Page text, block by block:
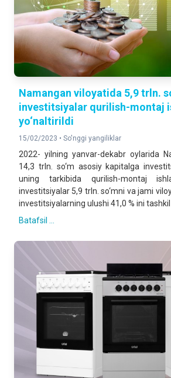
Namangan viloyatida 5,9 trln.
investitsiyalar qurilish-montaj
yo‘naltirildi
15/02/2023 • So'nggi yangiliklar
2022- yilning yanvar-dekabr oylarida
14,3 trln. so‘m asosiy kapitalga
uning tarkibida qurilish-montaj
investitsiyalar 5,9 trln. so‘mni va jami
investitsiyalarning ulushi 41,0 % ini tashkil
Batafsil ...